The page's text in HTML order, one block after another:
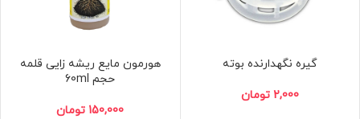
گیره نگهدارنده بوته
2,000 تومان
هورمون مایع ریشه زایی قلمه
حجم 60ml
150,000 تومان